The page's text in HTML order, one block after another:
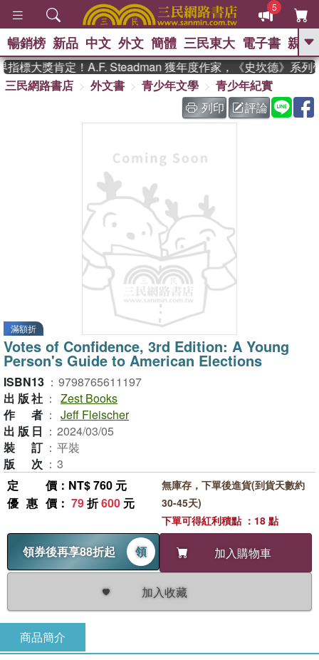
5
GO
熱搜： 東野圭吾 、 The Odyssey
、 如果歷史是一群喵 、 暑期
國際布克獎 臺灣漫遊錄 、 方
暢銷榜 新品 中文 外文 簡體 三民東大 電子書 親子
標大獎肯定！A.F. Steadman 獲年度作家，《史坎德》系列
三民網路書店
外文書 青少年文學
青少年紀實
列印
評論
滿額折
Votes of Confidence, 3rd Edition: A Young
Person's Guide to American Elections
ISBN13 ： 9798765611197
出版社 ： Zest Books
作者 ： Jeff Fleischer
出版日 ： 2024/03/05
裝訂 ： 平裝
版次 ： 3
定價 ：NT$ 760 元
優惠價 ： 79折600 元
領券後再享88折起 領 加入購物車
加入收藏
無庫存，下單後進貨(到貨天數約
30-45天)
下單可得紅利積點 ：18 點
商品簡介